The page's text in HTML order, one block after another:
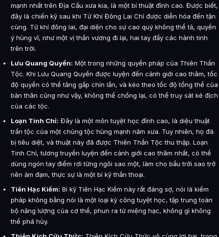
mạnh nhất trên Địa Cầu xưa kia, là một bí thuật đỉnh cao. Được biết,
đây là chiến kỹ sau khi Tử Khí Đông Lai Chỉ được diễn hóa đến tận
cùng. Tử khí đông lai, đại diện cho sự cao quý không thể tả, quyền
ý hùng vĩ, như một vị thần vương đi lại, hai tay đẩy các hành tinh
trên trời.
Lưu Quang Quyền: Một trong những quyền pháp của Thiên Thần
Tộc. Khi Lưu Quang Quyền được luyện đến cảnh giới cao thâm, tốc
độ quyền có thể tăng gấp chín lần, và kéo theo tốc độ tổng thể của
bản thân cũng như vậy, không thể chống lại, có thể truy sát kẻ địch
của các tộc.
Loạn Tinh Chỉ: Đây là một môn tuyệt học đỉnh cao, là diệu thuật
trấn tộc của một chủng tộc hùng mạnh năm xưa. Tuy nhiên, họ đã
bị tiêu diệt, và thuật này đã được Thiên Thần Tộc thu thập. Loạn
Tinh Chỉ, tương truyền luyện đến cảnh giới cao thâm nhất, có thể
dùng ngón tay điểm rơi từng ngôi sao một, làm cho bầu trời sao trở
nên ảm đạm, thực sự là một bí kỹ thần thoại.
Tiên Hạc Kiếm: Bí kỹ Tiên Hạc Kiếm này rất đáng sợ, nói là kiếm
pháp không bằng nói là một loại kỳ công tuyệt học, tập trung toàn
bộ năng lượng của cơ thể, phun ra từ miệng hạc, không gì không
thể phá hủy.